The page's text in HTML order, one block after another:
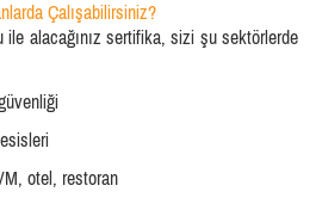
Çalışabilirsiniz?
alacağınız sertifika, sizi şu sektörlerde
otel, restoran